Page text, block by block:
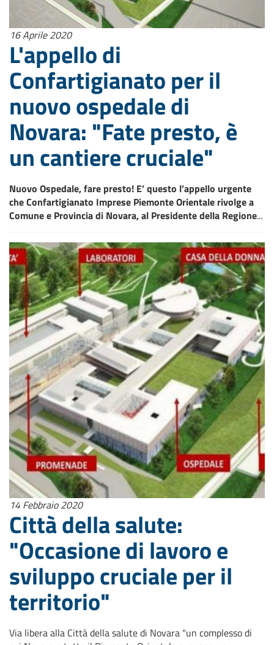
16 Aprile 2020
L'appello di
Confartigianato per il
nuovo ospedale di
Novara: "Fate presto, è
un cantiere cruciale"
Nuovo Ospedale, fare presto! E’ questo l’appello urgente
che Confartigianato Imprese Piemonte Orientale rivolge a
Comune e Provincia di Novara, al Presidente della Regione...
14 Febbraio 2020
Città della salute:
"Occasione di lavoro e
sviluppo cruciale per il
territorio"
Via libera alla Città della salute di Novara "un complesso di